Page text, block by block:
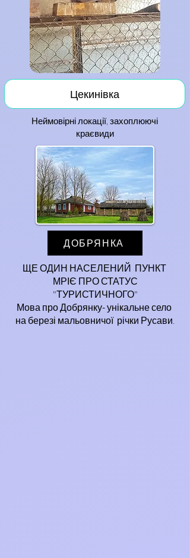
Цекинівка
Неймовірні локації, захоплюючі
краєвиди
ДОБРЯНКА
ЩЕ ОДИН НАСЕЛЕНИЙ ПУНКТ
МРІЄ ПРО СТАТУС
"ТУРИСТИЧНОГО"
Мова про Добрянку- унікальне село
на березі мальовничої річки Русави.